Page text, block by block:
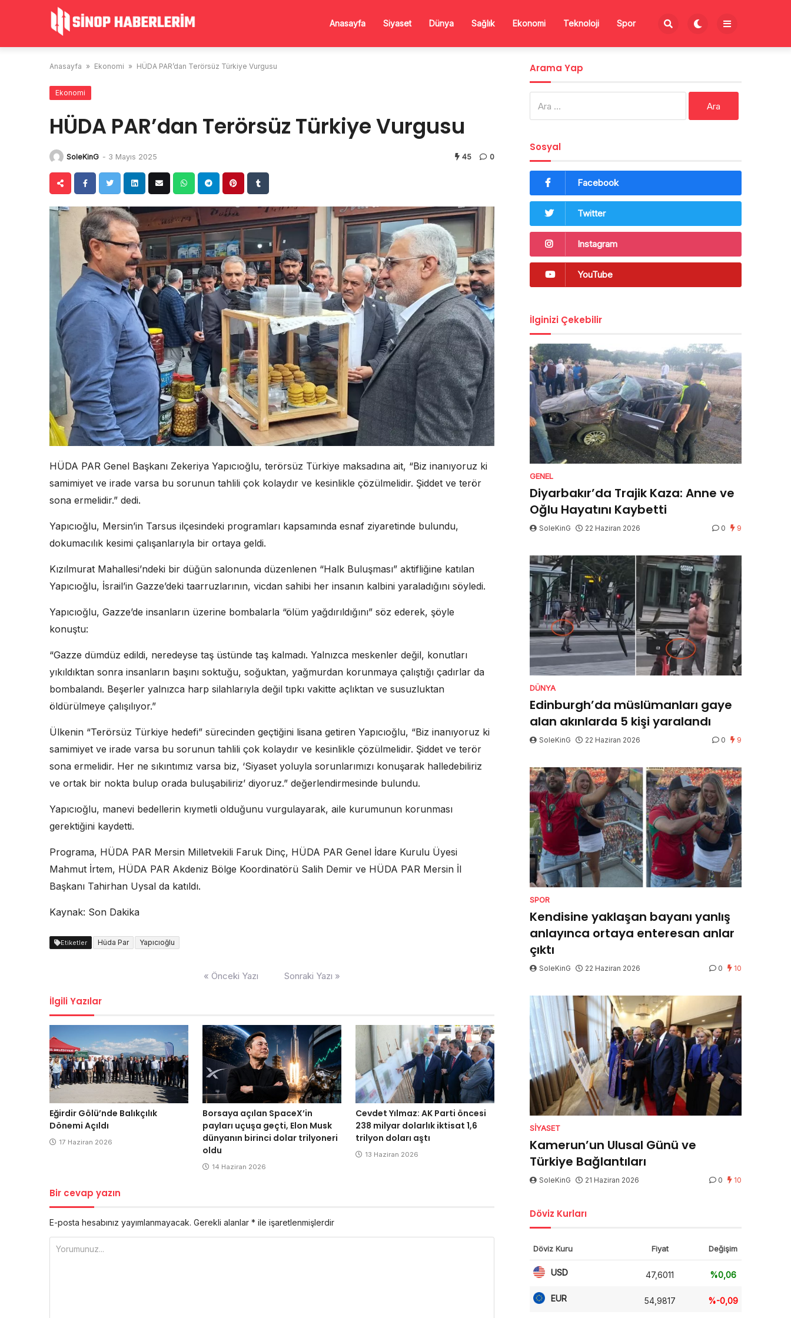
Anasayfa Siyaset Dünya Sağlık Ekonomi Teknoloji Spor
Anasayfa » Ekonomi » HÜDA PAR’dan Terörsüz Türkiye Vurgusu
Ekonomi
HÜDA PAR’dan Terörsüz Türkiye Vurgusu
SoleKinG - 3 Mayıs 2025 45 0
HÜDA PAR Genel Başkanı Zekeriya Yapıcıoğlu, terörsüz Türkiye maksadına ait, “Biz inanıyoruz ki
samimiyet ve irade varsa bu sorunun tahlili çok kolaydır ve kesinlikle çözülmelidir. Şiddet ve terör
sona ermelidir.” dedi.
Yapıcıoğlu, Mersin’in Tarsus ilçesindeki programları kapsamında esnaf ziyaretinde bulundu,
dokumacılık kesimi çalışanlarıyla bir ortaya geldi.
Kızılmurat Mahallesi’ndeki bir düğün salonunda düzenlenen “Halk Buluşması” aktifliğine katılan
Yapıcıoğlu, İsrail’in Gazze’deki taarruzlarının, vicdan sahibi her insanın kalbini yaraladığını söyledi.
Yapıcıoğlu, Gazze’de insanların üzerine bombalarla “ölüm yağdırıldığını” söz ederek, şöyle
konuştu:
“Gazze dümdüz edildi, neredeyse taş üstünde taş kalmadı. Yalnızca meskenler değil, konutları
yıkıldıktan sonra insanların başını soktuğu, soğuktan, yağmurdan korunmaya çalıştığı çadırlar da
bombalandı. Beşerler yalnızca harp silahlarıyla değil tıpkı vakitte açlıktan ve susuzluktan
öldürülmeye çalışılıyor.”
Ülkenin “Terörsüz Türkiye hedefi” sürecinden geçtiğini lisana getiren Yapıcıoğlu, “Biz inanıyoruz ki
samimiyet ve irade varsa bu sorunun tahlili çok kolaydır ve kesinlikle çözülmelidir. Şiddet ve terör
sona ermelidir. Her ne sıkıntımız varsa biz, ‘Siyaset yoluyla sorunlarımızı konuşarak halledebiliriz
ve ortak bir nokta bulup orada buluşabiliriz’ diyoruz.” değerlendirmesinde bulundu.
Yapıcıoğlu, manevi bedellerin kıymetli olduğunu vurgulayarak, aile kurumunun korunması
gerektiğini kaydetti.
Programa, HÜDA PAR Mersin Milletvekili Faruk Dinç, HÜDA PAR Genel İdare Kurulu Üyesi
Mahmut İrtem, HÜDA PAR Akdeniz Bölge Koordinatörü Salih Demir ve HÜDA PAR Mersin İl
Başkanı Tahirhan Uysal da katıldı.
Kaynak: Son Dakika
Etiketler Hüda Par Yapıcıoğlu
« Önceki Yazı Sonraki Yazı »
İlgili Yazılar
Eğirdir Gölü’nde Balıkçılık
Dönemi Açıldı
17 Haziran 2026
Borsaya açılan SpaceX’in
payları uçuşa geçti, Elon Musk
dünyanın birinci dolar trilyoneri
oldu
14 Haziran 2026
Cevdet Yılmaz: AK Parti öncesi
238 milyar dolarlık iktisat 1,6
trilyon doları aştı
13 Haziran 2026
Bir cevap yazın
E-posta hesabınız yayımlanmayacak. Gerekli alanlar * ile işaretlenmişlerdir
Arama Yap
Sosyal
Facebook
Twitter
Instagram
YouTube
İlginizi Çekebilir
GENEL
Diyarbakır’da Trajik Kaza: Anne ve
Oğlu Hayatını Kaybetti
SoleKinG 22 Haziran 2026 0 9
DÜNYA
Edinburgh’da müslümanları gaye
alan akınlarda 5 kişi yaralandı
SoleKinG 22 Haziran 2026 0 9
SPOR
Kendisine yaklaşan bayanı yanlış
anlayınca ortaya enteresan anlar
çıktı
SoleKinG 22 Haziran 2026 0 10
SIYASET
Kamerun’un Ulusal Günü ve
Türkiye Bağlantıları
SoleKinG 21 Haziran 2026 0 10
Döviz Kurları
Döviz Kuru Fiyat Değişim
USD 47,6011 %0,06
EUR 54,9817 %-0,09